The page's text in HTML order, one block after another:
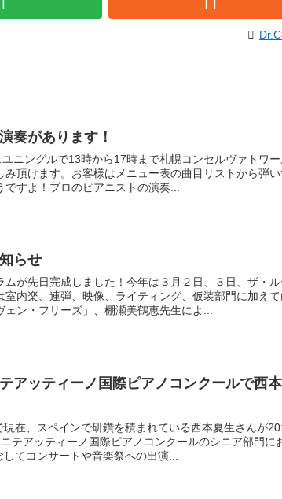
奏があります！
ニングルで13時から17時まで札幌コンセルヴァトワー
頂けます。お客様はメニュー表の曲目リストから弾い
すよ！プロのピアニストの演奏...
らせ
ムが先日完成しました！今年は３月２日、３日、ザ・
室内楽、連弾、映像、ライティング、仮装部門に加え
ン・フリーズ」、棚瀬美鶴恵先生によ...
アッティーノ国際ピアノコンクールで西
在、スペインで研鑽を積まれている西本夏生さんが
テアッティーノ国際ピアノコンクールのシニア部門に
てコンサートや音楽祭への出演...